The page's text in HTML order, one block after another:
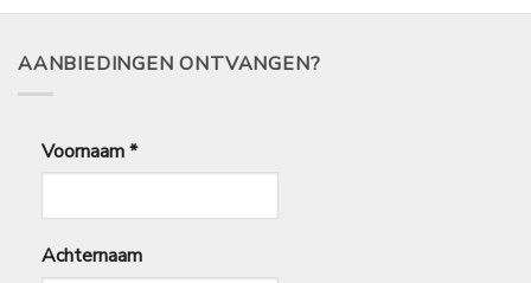
€
AANBIEDINGEN ONTVANGEN?
Voornaam*
Achternaam